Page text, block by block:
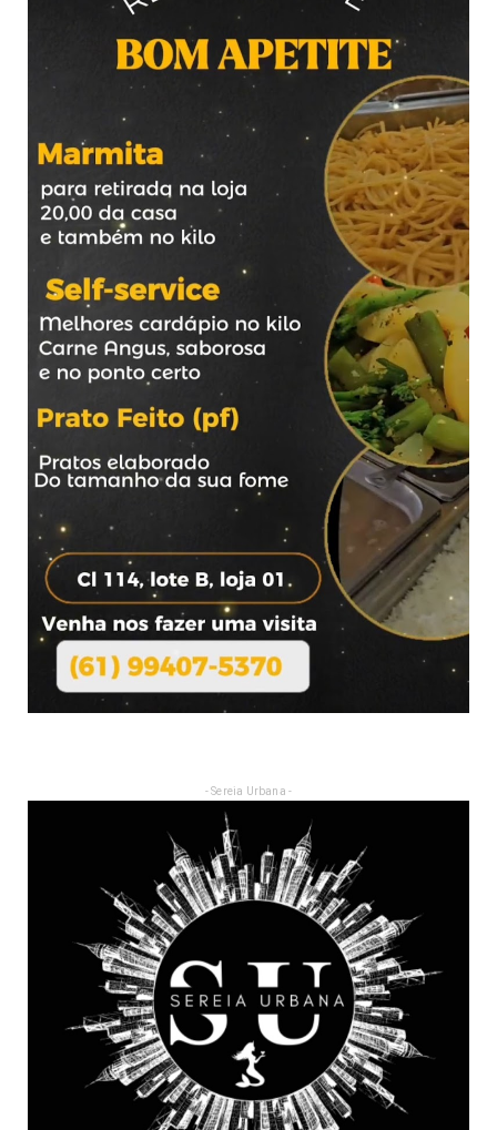
- Sereia Urbana -